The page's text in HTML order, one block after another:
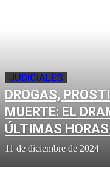
JUDICIALES
DROGAS,
MUERTE: EL
ÚLTIMAS
11 de diciembre de 2024